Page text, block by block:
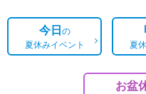
今日の
夏休みイベント
夏
お盆